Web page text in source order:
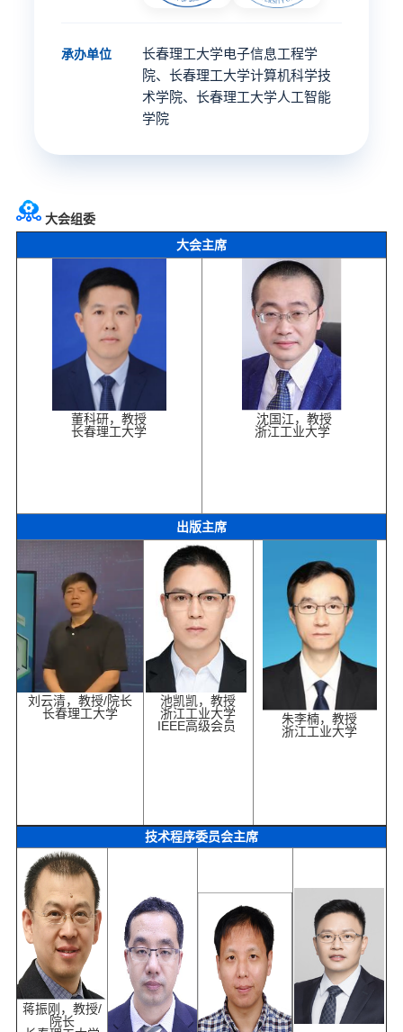
承办单位
长春理工大学电子信息工程学
院、长春理工大学计算机科学技
术学院、长春理工大学人工智能
学院
大会组委
大会主席
董科研，教授
长春理工大学
沈国江，教授
浙江工业大学
出版主席
刘云清，教授/院长
长春理工大学
池凯凯，教授
浙江工业大学
IEEE高级会员
朱李楠，教授
浙江工业大学
技术程序委员会主席
蒋振刚 ，教授/
院长